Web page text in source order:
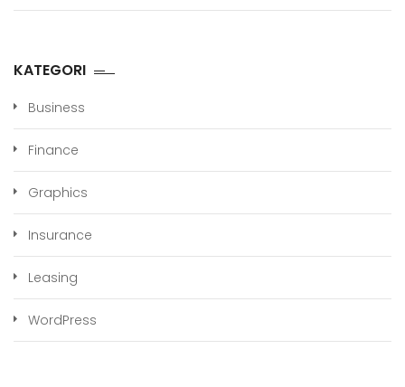
KATEGORI
Business
Finance
Graphics
Insurance
Leasing
WordPress